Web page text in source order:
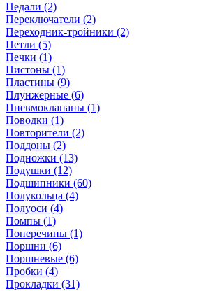
Педали (2)
Переключатели (2)
Переходник-тройники (2)
Петли (5)
Печки (1)
Пистоны (1)
Пластины (9)
Плунжерные (6)
Пневмоклапаны (1)
Поводки (1)
Повторители (2)
Поддоны (2)
Подножки (13)
Подушки (12)
Подшипники (60)
Полукольца (4)
Полуоси (4)
Помпы (1)
Поперечины (1)
Поршни (6)
Поршневые (6)
Пробки (4)
Прокладки (31)